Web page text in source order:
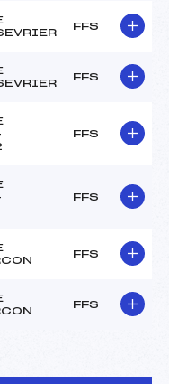
FFS
FFS
FFS
FFS
FFS
FFS